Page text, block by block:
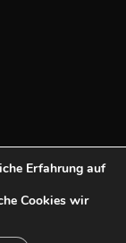
Erfahrung auf
Cookies wir